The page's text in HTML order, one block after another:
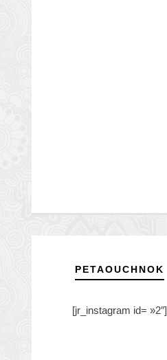
PETAOUCHNOK
[jr_instagram id= »2″]